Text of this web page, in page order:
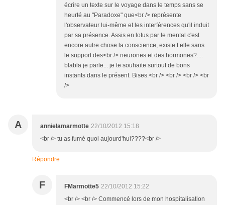
écrire un texte sur le voyage dans le temps sans se
heurté au "Paradoxe" que<br /> représente
l'observateur lui-même et les interférences qu'il induit
par sa présence. Assis en lotus par le mental c'est
encore autre chose la conscience, existe t elle sans
le support des<br /> neurones et des hormones?....
blabla je parle... je te souhaite surtout de bons
instants dans le présent. Bises.<br /> <br /> <br /> <br
/>
A annielamarmotte 22/10/2012 15:18
<br /> tu as fumé quoi aujourd'hui????<br />
Répondre
F FMarmotte5 22/10/2012 15:22
<br /> <br /> Commencé lors de mon hospitalisation